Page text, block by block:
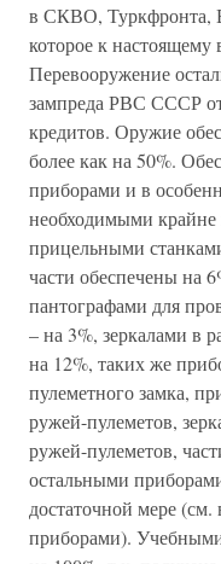
в СКВО, Туркфронта,
которое к
Перевооружение
зампреда РВС СССР
кредитов. Оружие
более как на 50%.
приборами и в
необходимыми крайне
прицельными
части обеспечены на
пантографами для
– на 3%, зеркалами в
на 12%, таких же
пулеметного замка,
ружей-пулеметов,
ружей-пулеметов,
остальными
достаточной мере
приборами).